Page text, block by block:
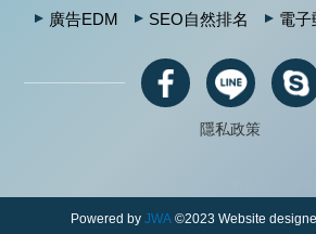
廣告EDM
SEO自然排名 電子
隱私政策
Powered by JWA ©2023 Website